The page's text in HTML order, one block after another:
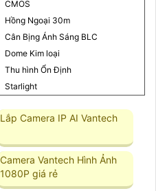
CMOS
Hồng Ngoại 30m
Cân Bịng Ánh Sáng BLC
Dome Kim loại
Thu hình Ổn Định
Starlight
Lắp Camera IP AI Vantech
Camera Vantech Hình Ảnh
1080P giá rẻ